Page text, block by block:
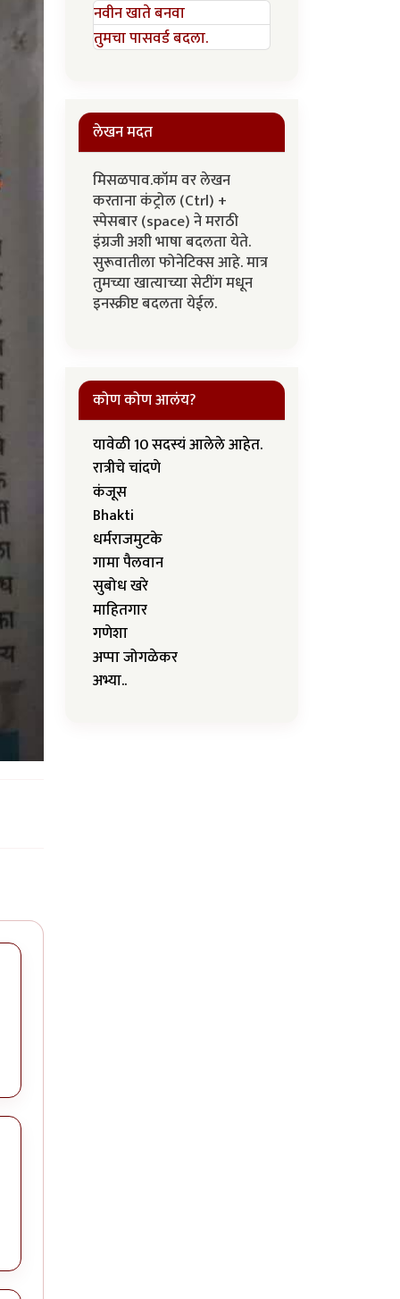
नवीन खाते बनवा
तुमचा पासवर्ड बदला.
लेखन मदत
मिसळपाव.कॉम वर लेखन
करताना कंट्रोल (Ctrl) +
स्पेसबार (space) ने मराठी
इंग्रजी अशी भाषा बदलता येते.
सुरूवातीला फोनेटिक्स आहे. मात्र
तुमच्या खात्याच्या सेटींग मधून
इनस्क्रीप्ट बदलता येईल.
कोण कोण आलंय?
यावेळी 10 सदस्यं आलेले आहेत.
रात्रीचे चांदणे
कंजूस
Bhakti
धर्मराजमुटके
गामा पैलवान
सुबोध खरे
माहितगार
गणेशा
अप्पा जोगळेकर
अभ्या..